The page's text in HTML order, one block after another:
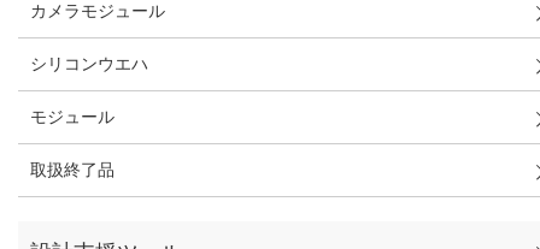
カメラモジュール
シリコンウエハ
モジュール
取扱終了品